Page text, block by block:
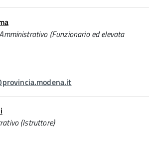
(Funzionario ed elevata
(Istruttore)